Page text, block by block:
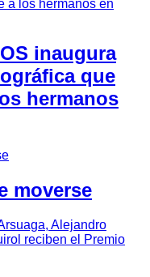
inaugura
que
hermanos
moverse